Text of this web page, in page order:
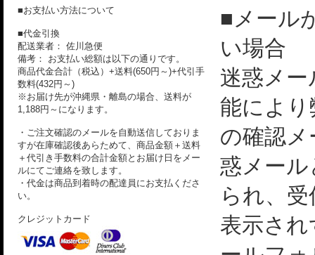
■お支払い方法について
■代金引換
配送業者： 佐川急便
備考： お支払い総額は以下の通りです。
商品代金合計（税込）+送料(650円～)+代引手
数料(432円～)
※お届け先が沖縄県・離島の場合、送料が
1,188円～になります。
・ご注文確認のメールを自動送信しておりま
すが在庫確認後あらためて、商品金額＋送料
＋代引き手数料の合計金額とお届け日をメー
ルにてご連絡を致します。
・代金は商品到着時の配達員にお支払くださ
い。
クレジットカード
■メール
い場合
迷惑メー
能によ
の確認
惑メー
られ、
表示さ